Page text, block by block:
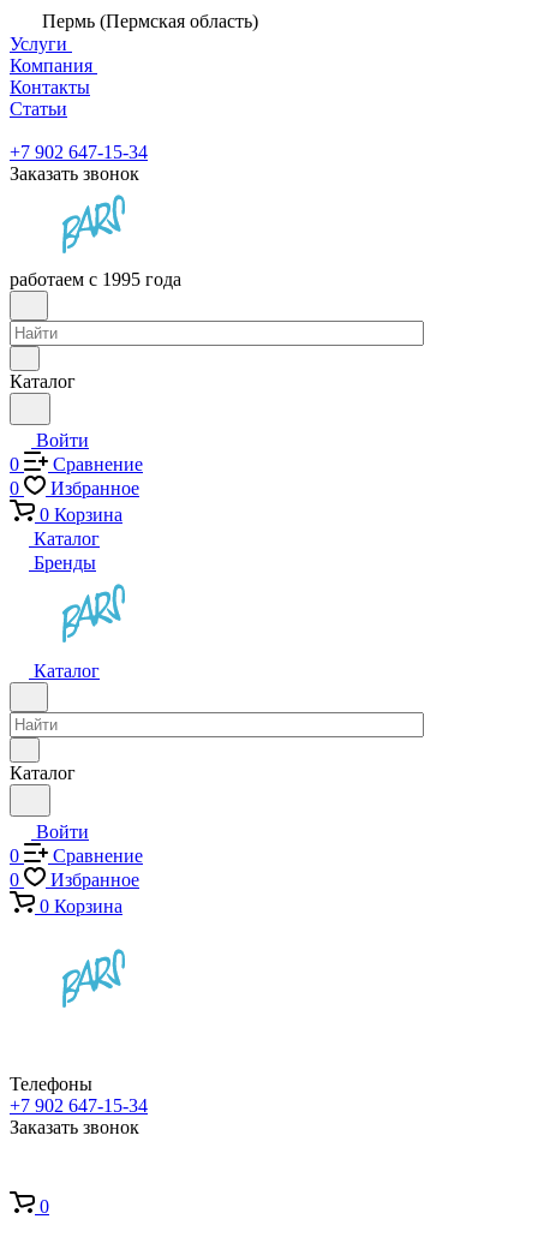
Пермь (Пермская область)
Услуги
Компания
Контакты
Статьи
+7 902 647-15-34
Заказать звонок
работаем с 1995 года
Каталог
Войти
0
Сравнение
0
Избранное
0 Корзина
Каталог
Бренды
Каталог
Каталог
Войти
0
Сравнение
0
Избранное
0 Корзина
Телефоны
+7 902 647-15-34
Заказать звонок
0